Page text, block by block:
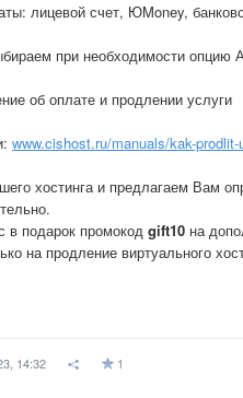
лицевой счет, ЮMoney,
при необходимости опцию
об оплате и продлении услуги
www.cishost.ru/manuals/kak-prodlit-
хостинга и предлагаем Вам
в подарок промокод gift10 на
на продление виртуального
14:32 1